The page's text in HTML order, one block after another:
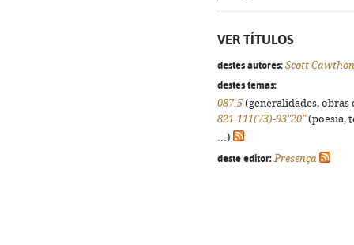
VER TÍTULOS
destes autores: Scott Cawthon
destes temas:
087.5 (generalidades,
821.111(73)-93"20"(poesia,
...)
deste editor: Presença